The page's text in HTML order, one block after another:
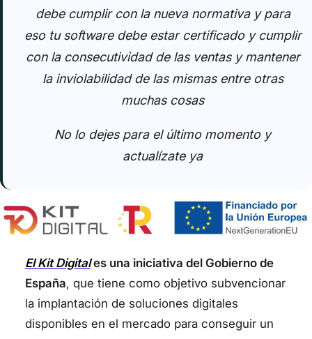
debe cumplir con la nueva normativa y para
eso tu software debe estar certificado y cumplir
con la consecutividad de las ventas y mantener
la inviolabilidad de las mismas entre otras
muchas cosas
No lo dejes para el último momento y
actualízate ya
El Kit Digitales una iniciativa del Gobierno de
España, que tiene como objetivo subvencionar
la implantación de soluciones digitales
disponibles en el mercado para conseguir un